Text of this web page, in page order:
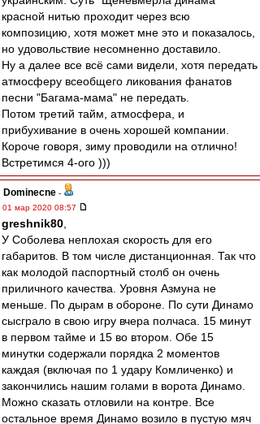
красной нитью проходит через всю
композицию, хотя может мне это и показалось,
но удовольствие несомненно доставило.
Ну а далее все всё сами видели, хотя передать
атмосферу всеобщего ликования фанатов
песни "Багама-мама" не передать.
Потом третий тайм, атмосфера, и
прибухивание в очень хорошей компании.
Короче говоря, зиму проводили на отлично!
Встретимся 4-ого )))
Dominecne -
01 мар 2020 08:57
greshnik80
У Соболева неплохая скорость для его
габаритов. В том числе дистанционная. Так что
как молодой паспортный столб он очень
приличного качества. Уровня Азмуна не
меньше. По дырам в обороне. По сути Динамо
сысграло в свою игру вчера полчаса. 15 минут
в первом тайме и 15 во втором. Обе 15
минутки содержали порядка 2 моментов
каждая (включая по 1 удару Комличенко) и
закончились нашим голами в ворота Динамо.
Можно сказать отловили на контре. Все
остальное время Динамо возило в пустую мяч